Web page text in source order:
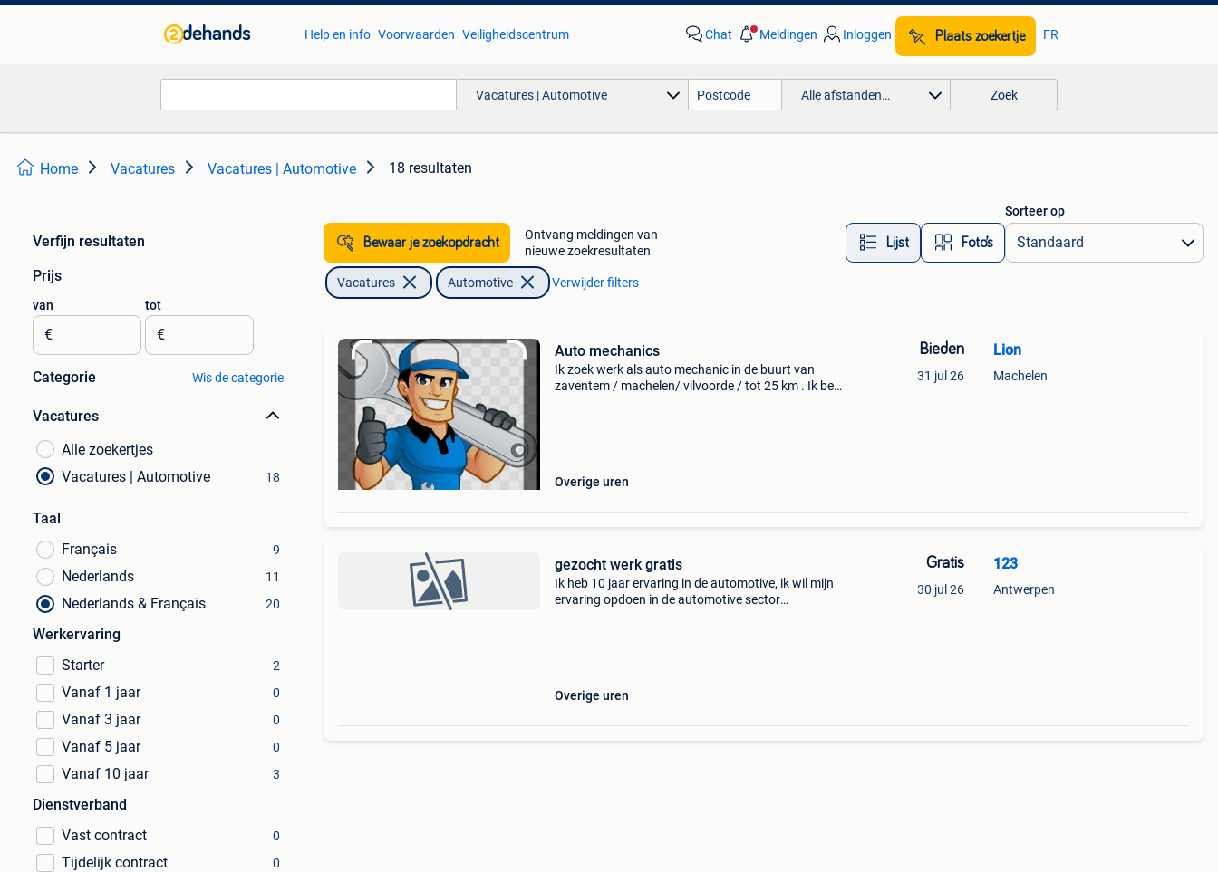
Help en info Voorwaarden Veiligheidscentrum Chat Meldingen Inloggen Plaats zoekertje FR
Vacatures | Automotive Alle afstanden… Zoek
Home Vacatures Vacatures | Automotive 18 resultaten
Verfijn resultaten
Prijs
van
€
tot
€
Categorie Wis de categorie
Vacatures
Alle zoekertjes
Vacatures | Automotive
18
Taal
Français
9
Nederlands 11
Nederlands & Français 20
Werkervaring
Starter
2
Vanaf 1 jaar 0
Vanaf 3 jaar 0
Vanaf 5 jaar 0
Vanaf 10 jaar 3
Dienstverband
Vast contract
0
Tijdelijk contract 0
Bewaar je zoekopdracht
Ontvang meldingen van
nieuwe zoekresultaten
Lijst Foto’s
Sorteer op
Vacatures Automotive Verwijder filters
Auto mechanics
Ik zoek werk als auto mechanic in de buurt van
zaventem / machelen/ vilvoorde / tot 25 km . Ik ben
Overige uren
Bieden
31 jul 26
Lion
Machelen
gezocht werk gratis
Ik heb 10 jaar ervaring in de automotive, ik wil mijn
ervaring opdoen in de automotive sector
Overige uren
Gratis
30 jul 26
123
Antwerpen